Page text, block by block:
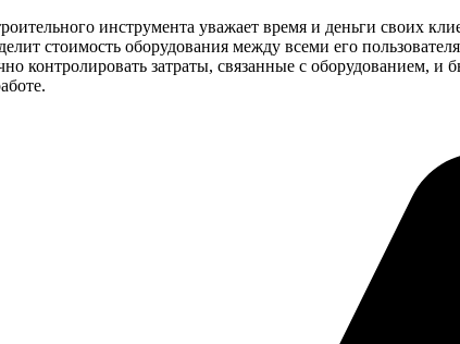
инструмента уважает время и деньги своих
стоимость оборудования между всеми его
контролировать затраты, связанные с оборудованием,